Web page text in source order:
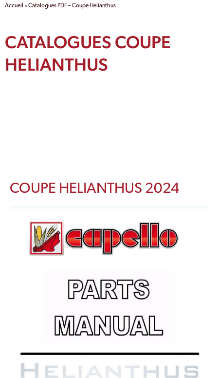
Accueil » Catalogues PDF – Coupe Helianthus
CATALOGUES COUPE
HELIANTHUS
COUPE HELIANTHUS 2024